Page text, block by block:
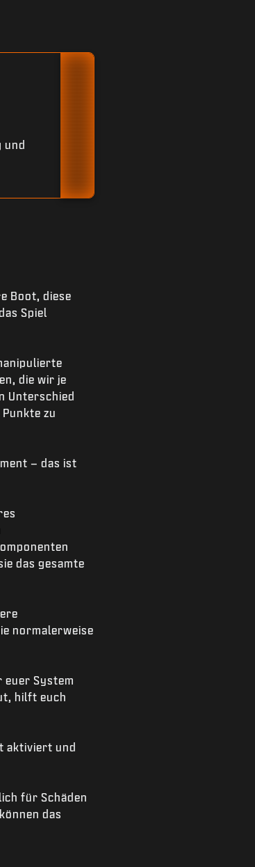
und
Boot, diese
Spiel
die wir je
Unterschied
zu
– das ist
das gesamte
normalerweise
euer System
hilft euch
aktiviert und
für Schäden
das